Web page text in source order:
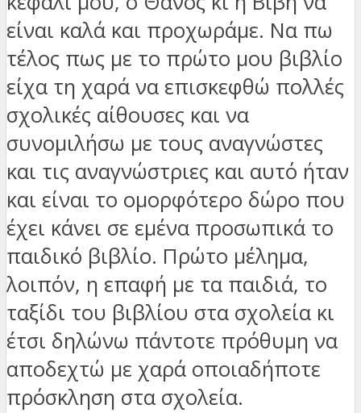
είναι καλά και προχωράμε. Να πω
τέλος πως με το πρώτο μου βιβλίο
είχα τη χαρά να επισκεφθώ πολλές
σχολικές αίθουσες και να
συνομιλήσω με τους αναγνώστες
και τις αναγνώστριες και αυτό ήταν
και είναι το ομορφότερο δώρο που
έχει κάνει σε εμένα προσωπικά το
παιδικό βιβλίο. Πρώτο μέλημα,
λοιπόν, η επαφή με τα παιδιά, το
ταξίδι του βιβλίου στα σχολεία κι
έτσι δηλώνω πάντοτε πρόθυμη να
αποδεχτώ με χαρά οποιαδήποτε
πρόσκληση στα σχολεία.